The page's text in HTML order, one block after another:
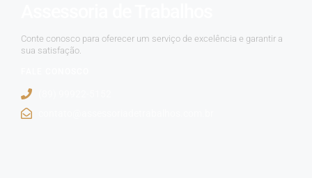
Conte conosco para oferecer um serviço de excelência e garantir a
sua satisfação.